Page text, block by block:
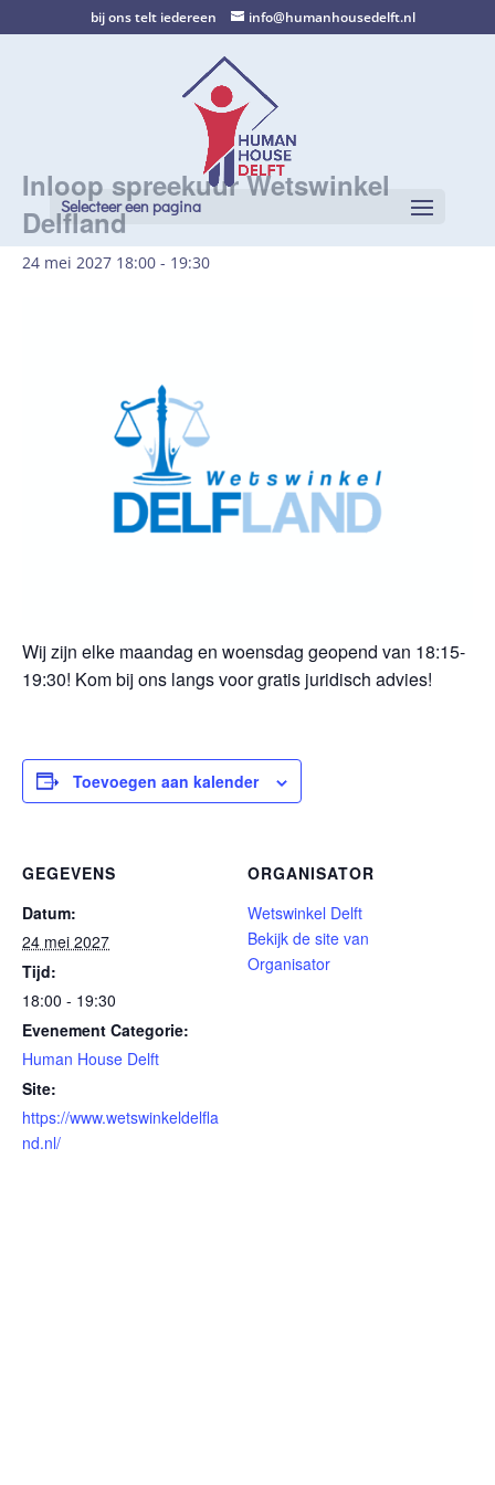
bij ons telt iedereen info@humanhousedelft.nl
Selecteer een pagina
Inloop spreekuur Wetswinkel
Delfland
24 mei 2027 18:00 - 19:30
Wij zijn elke maandag en woensdag geopend van 18:15-
19:30! Kom bij ons langs voor gratis juridisch advies!
Toevoegen aan kalender
GEGEVENS
Datum:
24 mei 2027
Tijd:
18:00 - 19:30
Evenement Categorie:
Human House Delft
Site:
https://www.wetswinkeldelfla
nd.nl/
ORGANISATOR
Wetswinkel Delft
Bekijk de site van
Organisator